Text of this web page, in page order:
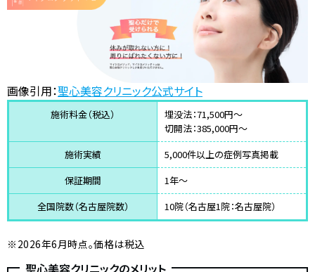
画像引用：聖心美容クリニック公式サイト
施術料金（税込）
埋没法：71,500円〜
切開法：385,000円〜
施術実績
5,000件以上の症例写真掲載
保証期間
1年～
全国院数（名古屋院数）
10院（名古屋1院：名古屋院）
※2026年6月時点。価格は税込